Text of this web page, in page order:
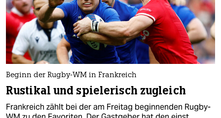
Beginn der Rugby-WM in Frankreich
Rustikal und spielerisch zugleich
Frankreich zählt bei der am Freitag beginnenden Rugby-